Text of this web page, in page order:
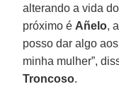
alterando a vida
próximo é Añelo,
posso dar algo
minha mulher”,
Troncoso.